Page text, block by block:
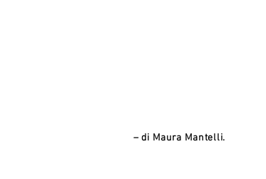
– di Maura Mantelli.